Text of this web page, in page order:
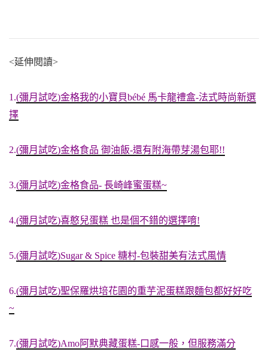
<延伸閱讀>
1.(彌月試吃)金格我的小寶貝bébé 馬卡龍禮盒-法式時尚新選
擇
2.(彌月試吃)金格食品 御油飯-還有附海帶芽湯包耶!!
3.(彌月試吃)金格食品- 長崎峰蜜蛋糕~
4.(彌月試吃)喜憨兒蛋糕 也是個不錯的選擇唷!
5.(彌月試吃)Sugar & Spice 糖村-包裝甜美有法式風情
6.(彌月試吃)聖保羅烘培花園的重芋泥蛋糕跟麵包都好好吃
~
7.(彌月試吃)Amo阿默典藏蛋糕-口感一般，但服務滿分